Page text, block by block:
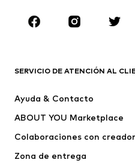
ROPA
Camisetas
Pantalones
Ropa interior
Trajes y chaquetas
SERVICIO DE ATENCIÓN AL
Ayuda & Contacto
ABOUT YOU Marketplace
Colaboraciones con
Zona de entrega